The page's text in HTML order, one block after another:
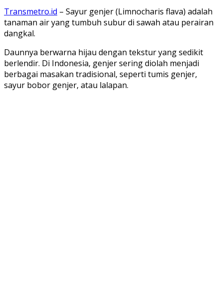
Transmetro.id – Sayur genjer (Limnocharis flava) adalah
tanaman air yang tumbuh subur di sawah atau perairan
dangkal.
Daunnya berwarna hijau dengan tekstur yang sedikit
berlendir. Di Indonesia, genjer sering diolah menjadi
berbagai masakan tradisional, seperti tumis genjer,
sayur bobor genjer, atau lalapan.